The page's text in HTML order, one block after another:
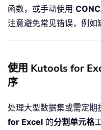
函数，或手动使用
注意避免常见错误，例如
使用 Kutools for
序
处理大型数据集或需定期
for Excel 的分割单元格